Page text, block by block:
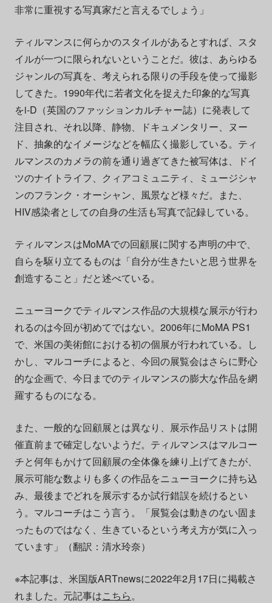
非常に重視する写真家だと言えるでしょう」
ティルマンスに何らかのスタイルがあるとすれば、スタ
イルが一つに限られないということだ。彼は、あらゆる
ジャンルの写真を、考えられる限りの手段を使って撮影
してきた。1990年代に若者文化を捉えた印象的な写真
をi-D（英国のファッションカルチャー誌）に発表して
注目され、それ以降、静物、ドキュメンタリー、ヌー
ド、抽象的なイメージなどを幅広く撮影している。ティ
ルマンスのカメラの前を通り過ぎてきた被写体は、ドイ
ツのナイトライフ、クィアコミュニティ、ミュージシャ
ンのフランク・オーシャン、風景など様々だ。また、
HIV感染者としての自身の生活も写真で記録している。
ティルマンスはMoMAでの回顧展に関する声明の中で、
自らを駆り立てるものは「自分が生きたいと思う世界を
創造すること」だと述べている。
ニューヨークでティルマンス作品の大規模な展示が行わ
れるのは今回が初めてではない。2006年にMoMA PS1
で、米国の美術館における初の個展が行われている。し
かし、マルコーチによると、今回の展覧会はさらに野心
的な企画で、今日までのティルマンスの膨大な作品を網
羅するものになる。
また、一般的な回顧展とは異なり、展示作品リストは開
催直前まで確定しないようだ。ティルマンスはマルコー
チと何年もかけて回顧展の全体像を練り上げてきたが、
展示可能な数よりも多くの作品をニューヨークに持ち込
み、最後までどれを展示するか試行錯誤を続けるとい
う。マルコーチはこう言う。「展覧会は動きのない固ま
ったものではなく、生きているという考え方が気に入っ
ています」（翻訳：清水玲奈）
※本記事は、米国版ARTnewsに2022年2月17日に掲載さ
れました。元記事はこちら。